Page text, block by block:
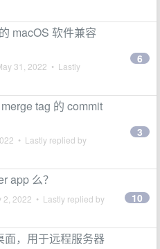
macOS 软件兼容
31, 2022 • Lastly
6
tag 的 commit
• Lastly replied by
3
app 么？
2, 2022 • Lastly replied by 10
面，用于远程服务器